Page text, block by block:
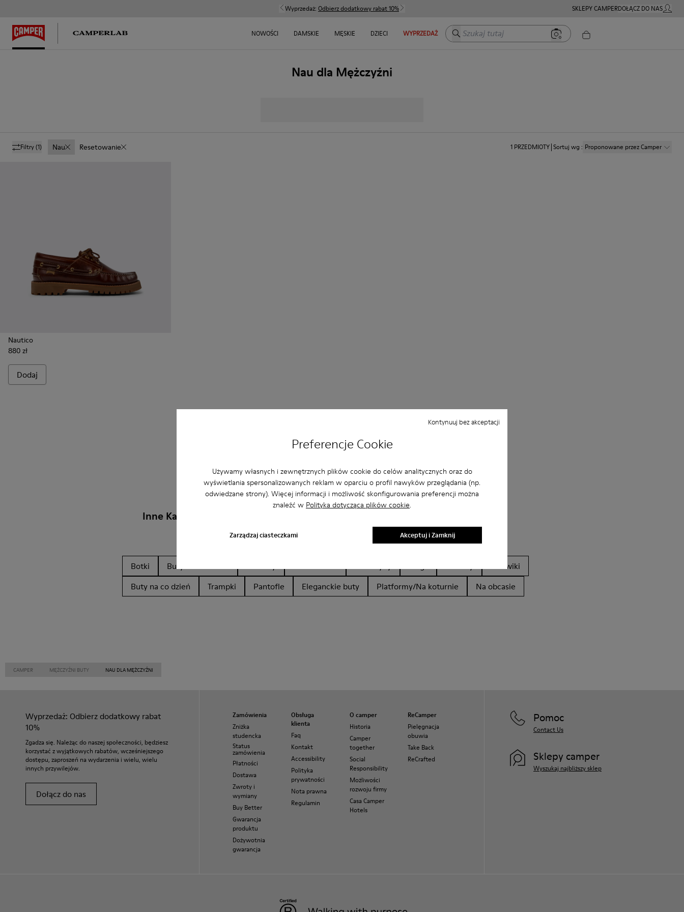
Preferencje Cookie
Używamy własnych i zewnętrznych plików cookie do celów analitycznych oraz do
wyświetlania spersonalizowanych reklam w oparciu o profil nawyków przeglądania (np.
odwiedzane strony). Więcej informacji i możliwość skonfigurowania preferencji można
znaleźć w Polityka dotycząca plików cookie.
Zarządzaj ciasteczkami
Kontynuuj bez akceptacji
Akceptuj i Zamknij
Wyprzedaż: Odbierz dodatkowy rabat 10% SKLEPY CAMPERDOŁĄCZ DO NASMOJE
NOWOŚCI DAMSKIE MĘSKIE DZIECI WYPRZEDAŻ Szukaj tutaj
Nau dla Mężczyźni
Filtry(1) Nau Resetowanie 1 PRZEDMIOTY Sortuj wg : Proponowane przez Camper
Nautico
880 zł
Dodaj
Inne Kategorie
Botki Buty nieskórzane
Trzewiki
Buty na co dzień
Trampki Pantofle Eleganckie buty Platformy/Na koturnie Na obcasie
CAMPER MĘŻCZYŹNI BUTY NAU DLA MĘŻCZYŹNI
Wyprzedaż: Odbierz dodatkowy rabat
10%
Zgadza się. Należąc do naszej społeczności, będziesz
korzystać z wyjątkowych rabatów, wcześniejszego
dostępu, zaproszeń na wydarzenia i wielu, wielu
innych przywilejów.
Dołącz do nas
Zamówienia
Zniżka
studencka
Status
zamówienia
Płatności
Dostawa
Zwroty i
wymiany
Buy Better
Gwarancja
produktu
Dożywotnia
gwarancja
Obsługa
klienta
Faq
Kontakt
Accessibility
Polityka
prywatności
Nota prawna
Regulamin
O camper
Historia
Camper
together
Social
Responsibility
Możliwości
rozwoju firmy
Casa Camper
Hotels
ReCamper
Pielęgnacja
obuwia
Take Back
ReCrafted
Pomoc
Contact Us
Sklepy camper
Wyszukaj najbliższy sklep